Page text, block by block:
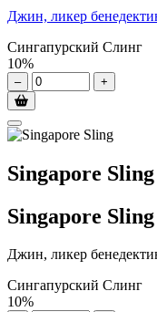
Джин, ликер
Сингапурский Слинг
10%
– +
Singapore Sling
Singapore Sling
Джин, ликер
Сингапурский Слинг
10%